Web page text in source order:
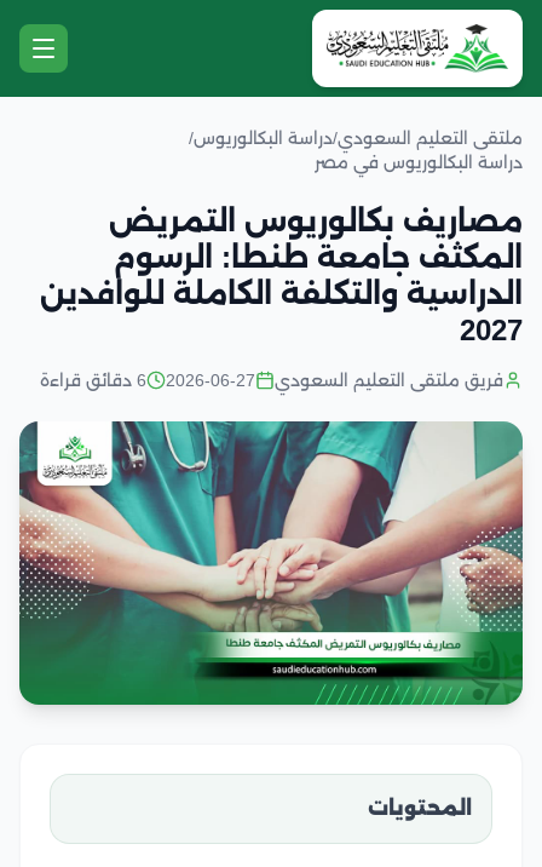
ملتقى التعليم السعودي/دراسة البكالوريوس/
دراسة البكالوريوس في مصر
مصاريف بكالوريوس التمريض
المكثف جامعة طنطا: الرسوم
الدراسية والتكلفة الكاملة للوافدين
2027
فريق ملتقى التعليم السعودي 2026-06-27 6 دقائق قراءة
المحتويات